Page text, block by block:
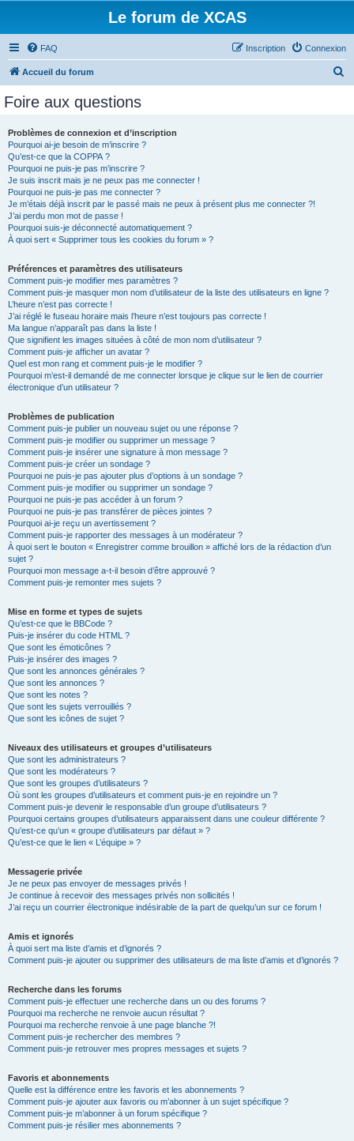
Le forum de XCAS
FAQ Connexion
Inscription
Accueil du forum
Foire aux questions
Problèmes de connexion et d’inscription
Pourquoi ai-je besoin de m’inscrire ?
Qu’est-ce que la COPPA ?
Pourquoi ne puis-je pas m’inscrire ?
Je suis inscrit mais je ne peux pas me connecter !
Pourquoi ne puis-je pas me connecter ?
Je m’étais déjà inscrit par le passé mais ne peux à présent plus me connecter ?!
J’ai perdu mon mot de passe !
Pourquoi suis-je déconnecté automatiquement ?
À quoi sert « Supprimer tous les cookies du forum » ?
Préférences et paramètres des utilisateurs
Comment puis-je modifier mes paramètres ?
Comment puis-je masquer mon nom d’utilisateur de la liste des utilisateurs en ligne ?
L’heure n’est pas correcte !
J’ai réglé le fuseau horaire mais l’heure n’est toujours pas correcte !
Ma langue n’apparaît pas dans la liste !
Que signifient les images situées à côté de mon nom d’utilisateur ?
Comment puis-je afficher un avatar ?
Quel est mon rang et comment puis-je le modifier ?
Pourquoi m’est-il demandé de me connecter lorsque je clique sur le lien de courrier
électronique d’un utilisateur ?
Problèmes de publication
Comment puis-je publier un nouveau sujet ou une réponse ?
Comment puis-je modifier ou supprimer un message ?
Comment puis-je insérer une signature à mon message ?
Comment puis-je créer un sondage ?
Pourquoi ne puis-je pas ajouter plus d’options à un sondage ?
Comment puis-je modifier ou supprimer un sondage ?
Pourquoi ne puis-je pas accéder à un forum ?
Pourquoi ne puis-je pas transférer de pièces jointes ?
Pourquoi ai-je reçu un avertissement ?
Comment puis-je rapporter des messages à un modérateur ?
À quoi sert le bouton « Enregistrer comme brouillon » affiché lors de la rédaction d’un
sujet ?
Pourquoi mon message a-t-il besoin d’être approuvé ?
Comment puis-je remonter mes sujets ?
Mise en forme et types de sujets
Qu’est-ce que le BBCode ?
Puis-je insérer du code HTML ?
Que sont les émoticônes ?
Puis-je insérer des images ?
Que sont les annonces générales ?
Que sont les annonces ?
Que sont les notes ?
Que sont les sujets verrouillés ?
Que sont les icônes de sujet ?
Niveaux des utilisateurs et groupes d’utilisateurs
Que sont les administrateurs ?
Que sont les modérateurs ?
Que sont les groupes d’utilisateurs ?
Où sont les groupes d’utilisateurs et comment puis-je en rejoindre un ?
Comment puis-je devenir le responsable d’un groupe d’utilisateurs ?
Pourquoi certains groupes d’utilisateurs apparaissent dans une couleur différente ?
Qu’est-ce qu’un « groupe d’utilisateurs par défaut » ?
Qu’est-ce que le lien « L’équipe » ?
Messagerie privée
Je ne peux pas envoyer de messages privés !
Je continue à recevoir des messages privés non sollicités !
J’ai reçu un courrier électronique indésirable de la part de quelqu’un sur ce forum !
Amis et ignorés
À quoi sert ma liste d’amis et d’ignorés ?
Comment puis-je ajouter ou supprimer des utilisateurs de ma liste d’amis et d’ignorés ?
Recherche dans les forums
Comment puis-je effectuer une recherche dans un ou des forums ?
Pourquoi ma recherche ne renvoie aucun résultat ?
Pourquoi ma recherche renvoie à une page blanche ?!
Comment puis-je rechercher des membres ?
Comment puis-je retrouver mes propres messages et sujets ?
Favoris et abonnements
Quelle est la différence entre les favoris et les abonnements ?
Comment puis-je ajouter aux favoris ou m’abonner à un sujet spécifique ?
Comment puis-je m’abonner à un forum spécifique ?
Comment puis-je résilier mes abonnements ?